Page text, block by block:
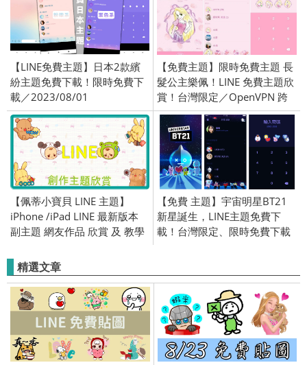
【LINE免費主題】日本2款繽
紛主題免費下載！限時免費下
載／2023/08/01
【免費主題】限時免費主題 長
髮公主樂佩！LINE 免費主題欣
賞！台灣限定／OpenVPN 跨
區／2018/06/07
【佩蒂小寶貝 LINE 主題】
iPhone /iPad LINE 最新版本
副主題 網友作品 欣賞 及 教學
【免費 主題】宇宙明星BT21
新星誕生，LINE主題免費下
載！台灣限定、限時免費下載
精選文章